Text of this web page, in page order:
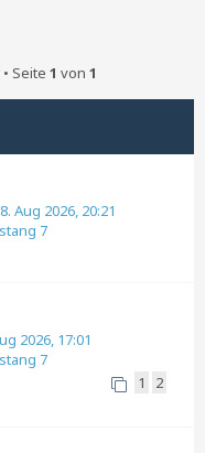
Seite 1 von 1
8. Aug 2026, 20:21
7
2026, 17:01
7
1 2